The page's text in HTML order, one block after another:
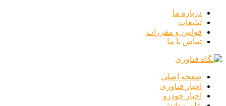
درباره ما
تبلیغات
قوانین و مقررات
تماس با ما
صفحه اصلی
اخبار فناوری
اخبار خودرو